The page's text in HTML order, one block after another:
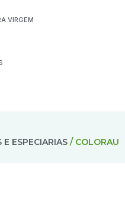
VIRGEM
E ESPECIARIAS / COLORAU